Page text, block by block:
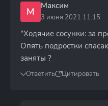
М Максим
3 июня 2021 11:15
"Ходячие сосунки: за
Опять подростки
заняты ?
Ответить Цитировать